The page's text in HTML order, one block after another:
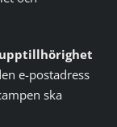
e-postadress
ska